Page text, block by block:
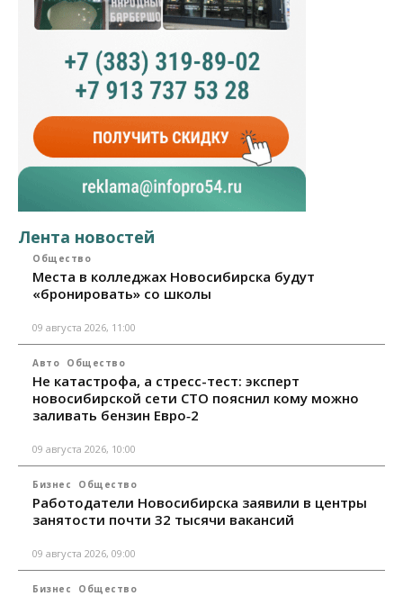
Лента новостей
Общество
Места в колледжах Новосибирска будут
«бронировать» со школы
09 августа 2026, 11:00
Авто Общество
Не катастрофа, а стресс-тест: эксперт
новосибирской сети СТО пояснил кому можно
заливать бензин Евро‑2
09 августа 2026, 10:00
Бизнес Общество
Работодатели Новосибирска заявили в центры
занятости почти 32 тысячи вакансий
09 августа 2026, 09:00
Бизнес Общество